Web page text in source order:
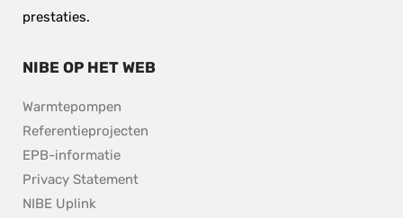
prestaties.
NIBE OP HET WEB
Warmtepompen
Referentieprojecten
EPB-informatie
Privacy Statement
NIBE Uplink